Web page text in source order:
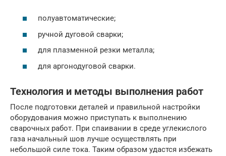
полуавтоматические;
ручной дуговой сварки;
для плазменной резки металла;
для аргонодуговой сварки.
Технология и методы выполнения работ
После подготовки деталей и правильной настройки
оборудования можно приступать к выполнению
сварочных работ. При спаивании в среде углекислого
газа начальный шов лучше осуществлять при
небольшой силе тока. Таким образом удастся избежать